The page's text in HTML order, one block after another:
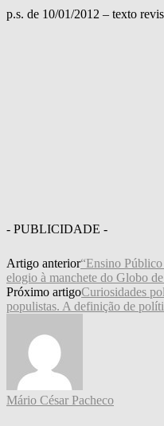
p.s. de 10/01/2012 – texto
- PUBLICIDADE -
Artigo anterior“Ensino
elogio à manchete do Globo
Próximo artigoCuriosidades
populistas. A definição de
Mário César Pacheco